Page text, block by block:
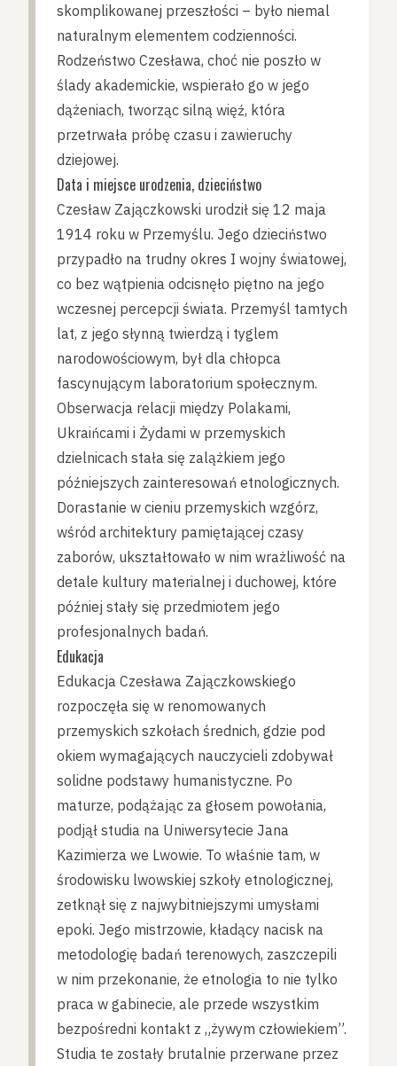
skomplikowanej przeszłości – było niemal
naturalnym elementem codzienności.
Rodzeństwo Czesława, choć nie poszło w
ślady akademickie, wspierało go w jego
dążeniach, tworząc silną więź, która
przetrwała próbę czasu i zawieruchy
dziejowej.
Data i miejsce urodzenia, dzieciństwo
Czesław Zajączkowski urodził się 12 maja
1914 roku w Przemyślu. Jego dzieciństwo
przypadło na trudny okres I wojny światowej,
co bez wątpienia odcisnęło piętno na jego
wczesnej percepcji świata. Przemyśl tamtych
lat, z jego słynną twierdzą i tyglem
narodowościowym, był dla chłopca
fascynującym laboratorium społecznym.
Obserwacja relacji między Polakami,
Ukraińcami i Żydami w przemyskich
dzielnicach stała się zalążkiem jego
późniejszych zainteresowań etnologicznych.
Dorastanie w cieniu przemyskich wzgórz,
wśród architektury pamiętającej czasy
zaborów, ukształtowało w nim wrażliwość na
detale kultury materialnej i duchowej, które
później stały się przedmiotem jego
profesjonalnych badań.
Edukacja
Edukacja Czesława Zajączkowskiego
rozpoczęła się w renomowanych
przemyskich szkołach średnich, gdzie pod
okiem wymagających nauczycieli zdobywał
solidne podstawy humanistyczne. Po
maturze, podążając za głosem powołania,
podjął studia na Uniwersytecie Jana
Kazimierza we Lwowie. To właśnie tam, w
środowisku lwowskiej szkoły etnologicznej,
zetknął się z najwybitniejszymi umysłami
epoki. Jego mistrzowie, kładący nacisk na
metodologię badań terenowych, zaszczepili
w nim przekonanie, że etnologia to nie tylko
praca w gabinecie, ale przede wszystkim
bezpośredni kontakt z „żywym człowiekiem”.
Studia te zostały brutalnie przerwane przez